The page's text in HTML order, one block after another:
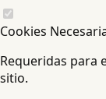
Cookies
Requeridas para
sitio.